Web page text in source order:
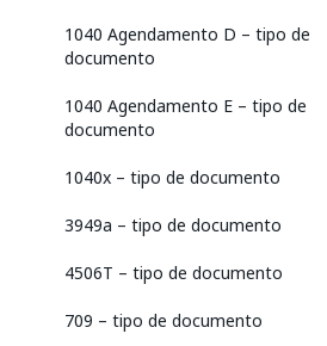
1040 Agendamento D – tipo de
documento
1040 Agendamento E – tipo de
documento
1040x – tipo de documento
3949a – tipo de documento
4506T – tipo de documento
709 – tipo de documento